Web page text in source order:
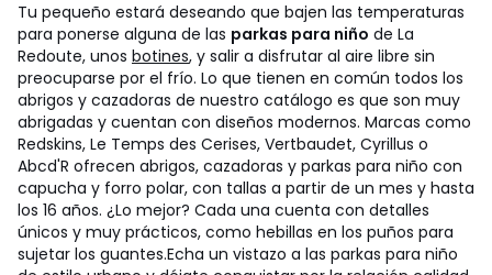
Tu pequeño estará deseando que bajen las temperaturas
para ponerse alguna de las parkas para niño de La
Redoute, unos botines, y salir a disfrutar al aire libre sin
preocuparse por el frío. Lo que tienen en común todos los
abrigos y cazadoras de nuestro catálogo es que son muy
abrigadas y cuentan con diseños modernos. Marcas como
Redskins, Le Temps des Cerises, Vertbaudet, Cyrillus o
Abcd'R ofrecen abrigos, cazadoras y parkas para niño con
capucha y forro polar, con tallas a partir de un mes y hasta
los 16 años. ¿Lo mejor? Cada una cuenta con detalles
únicos y muy prácticos, como hebillas en los puños para
sujetar los guantes.Echa un vistazo a las parkas para niño